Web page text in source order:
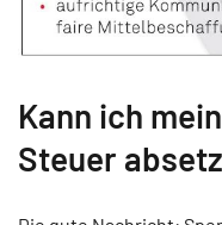
Kann ich
Steuer